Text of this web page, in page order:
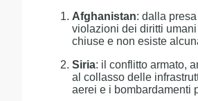
Afghanistan: dalla
violazioni dei diritti
chiuse e non esiste
Siria: il conflitto armato,
al collasso delle
aerei e i bombardamenti